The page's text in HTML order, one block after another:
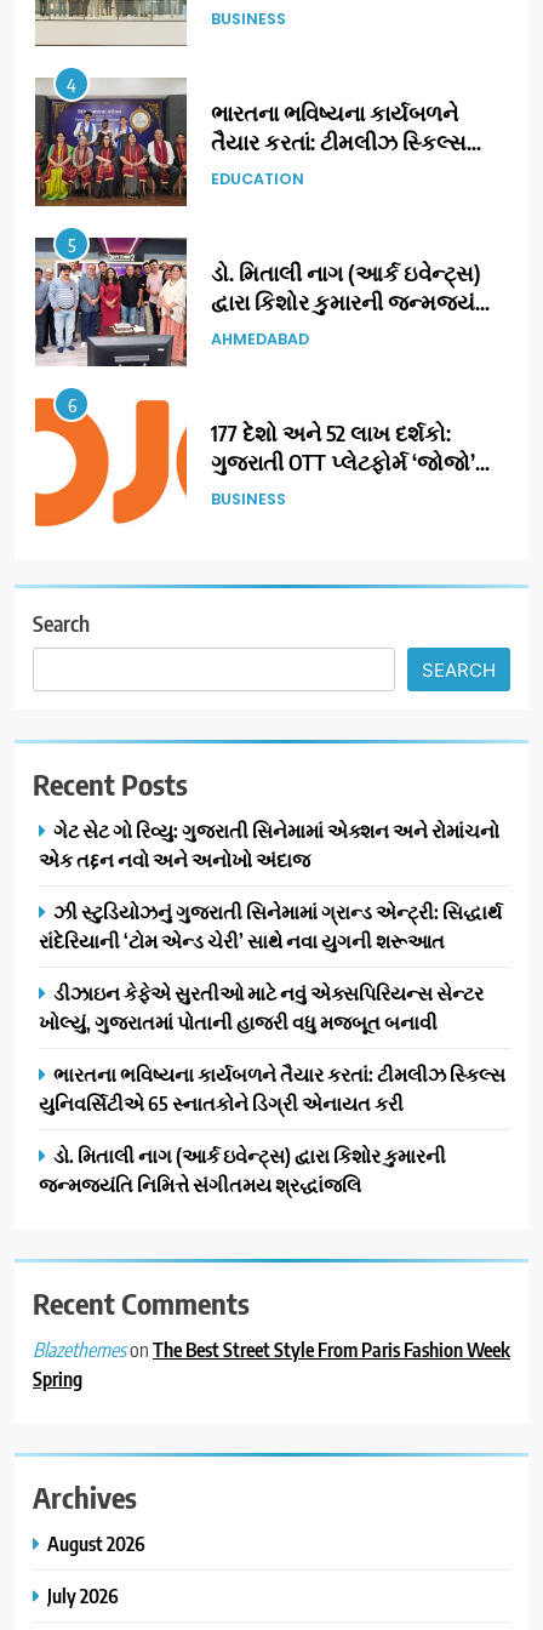
ગુજરાતમાં પોતાની હાજરી વધુ
BUSINESS
4
ભારતના ભવિષ્યના કાર્યબળને
તૈયાર કરતાં: ટીમલીઝ સ્કિલ્સ
યુનિવર્સિટીએ 65 સ્નાતકોને ડિગ્રી
EDUCATION
5
ડો. મિતાલી નાગ (આર્ક ઇવેન્ટ્સ)
દ્વારા કિશોર કુમારની જન્મજયંતિ
નિમિત્તે સંગીતમય શ્રદ્ધાંજલિ
AHMEDABAD
6
177 દેશો અને 52 લાખ દર્શકો:
ગુજરાતી OTT પ્લેટફોર્મ ‘જોજો’
(JOJO) નો વિશ્વભરમાં દબદબો
BUSINESS
અમદાવાદમાં યોજાયેલા ‘ઓકલ્ટ
ટેરોટ રીડર પુનિતજી લુલ્લા એ ટેરોટ
કાર્ડ રીડિંગ અંગે માહિતી આપી
ગ્લોબલ એક્સેલન્સ ફોરમ દ્વારા
પ્રતિષ્ઠિત કાર્યક્રમ નવી દિલ્હીમાં
સફળતાપૂર્વક યોજાયો
BUSINESS
ગેટ સેટ ગો રિવ્યુ: ગુજરાતી
સિનેમામાં એક્શન અને રોમાંચનો
અંદાજ
ENTERTAINMENT
ઝી સ્ટુડિયોઝનું ગુજરાતી સિનેમામાં
ગ્રાન્ડ એન્ટ્રી: સિદ્ધાર્થ રાંદેરિયાની
શરૂઆત
એક્સપિરિયન્સ સેન્ટર ખોલ્યું,
ગુજરાતમાં પોતાની હાજરી વધુ
મજબૂત બનાવી
BUSINESS
4
યુનિવર્સિટીએ 65 સ્નાતકોને ડિગ્રી
EDUCATION
Search
SEARCH
Recent Posts
ગેટ સેટ ગો રિવ્યુ: ગુજરાતી સિનેમામાં એક્શન અને રોમાંચનો
એક તદ્દન નવો અને અનોખો અંદાજ
ઝી સ્ટુડિયોઝનું ગુજરાતી સિનેમામાં ગ્રાન્ડ એન્ટ્રી: સિદ્ધાર્થ
રાંદેરિયાની ‘ટોમ એન્ડ ચેરી’ સાથે નવા યુગની શરૂઆત
ડીઝાઇન કેફેએ સુરતીઓ માટે નવું એક્સપિરિયન્સ સેન્ટર
ખોલ્યું, ગુજરાતમાં પોતાની હાજરી વધુ મજબૂત બનાવી
ભારતના ભવિષ્યના કાર્યબળને તૈયાર કરતાં: ટીમલીઝ સ્કિલ્સ
યુનિવર્સિટીએ 65 સ્નાતકોને ડિગ્રી એનાયત કરી
ડો. મિતાલી નાગ (આર્ક ઇવેન્ટ્સ) દ્વારા કિશોર કુમારની
જન્મજયંતિ નિમિત્તે સંગીતમય શ્રદ્ધાંજલિ
Recent Comments
BlazethemesonThe Best Street Style From Paris Fashion Week
Spring
Archives
August 2026
July 2026